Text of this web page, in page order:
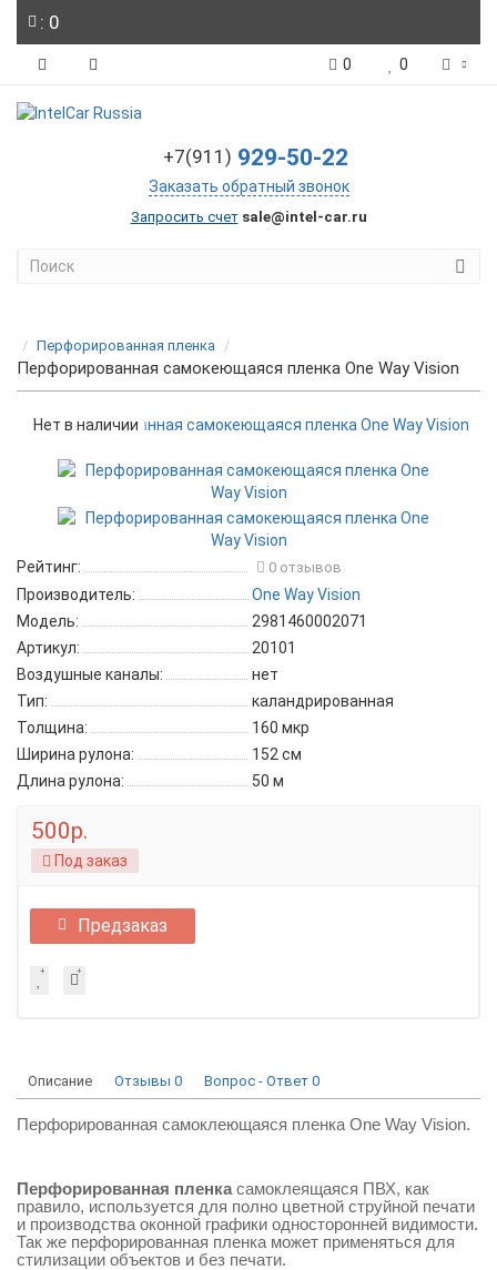
: 0
0 0
+7(911) 929-50-22
Заказать обратный звонок
Запросить счет sale@intel-car.ru
Перфорированная пленка
Перфорированная самокеющаяся пленка One Way Vision
Нет в наличии
Рейтинг: 0 отзывов
Производитель:
One Way Vision
Модель:
2981460002071
Артикул:
20101
Воздушные каналы:
нет
Тип:
каландрированная
Толщина:
160 мкр
Ширина рулона:
152 см
Длина рулона:
50 м
500р.
Под заказ
Предзаказ
Описание Отзывы 0 Вопрос - Ответ 0
Перфорированная самоклеющаяся пленка One Way Vision.
Перфорированная пленка самоклеящаяся ПВХ, как
правило, используется для полно цветной струйной печати
и производства оконной графики односторонней видимости.
Так же перфорированная пленка может применяться для
стилизации объектов и без печати.